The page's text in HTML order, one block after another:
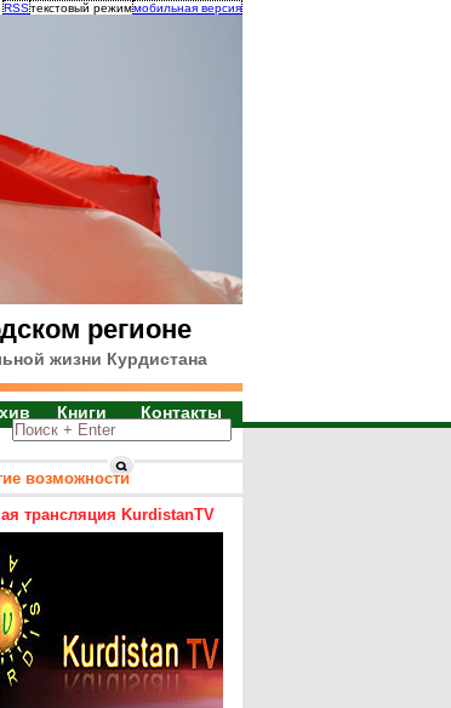
RSSтекстовый режиммобильная версия
регионе
жизни Курдистана
Книги Контакты
возможности
трансляция KurdistanTV